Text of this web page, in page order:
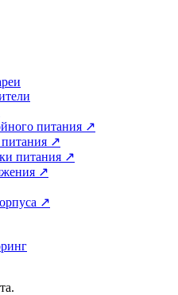
питания ↗
питания ↗
питания ↗
↗
↗